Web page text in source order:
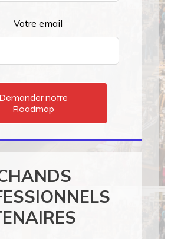
Votre email
Demander notre
Roadmap